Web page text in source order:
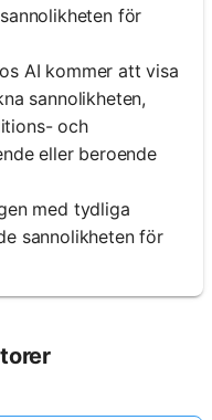
för
AI kommer att visa
sannolikheten,
och
eller beroende
med tydliga
sannolikheten för